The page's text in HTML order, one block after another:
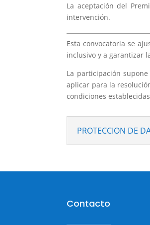
La aceptación del
intervención.
Esta convocatoria se
inclusivo y a garantizar
La participación
aplicar para la
condiciones
PROTECCION DE
Contacto